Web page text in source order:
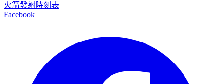
火箭發射時刻表
Facebook